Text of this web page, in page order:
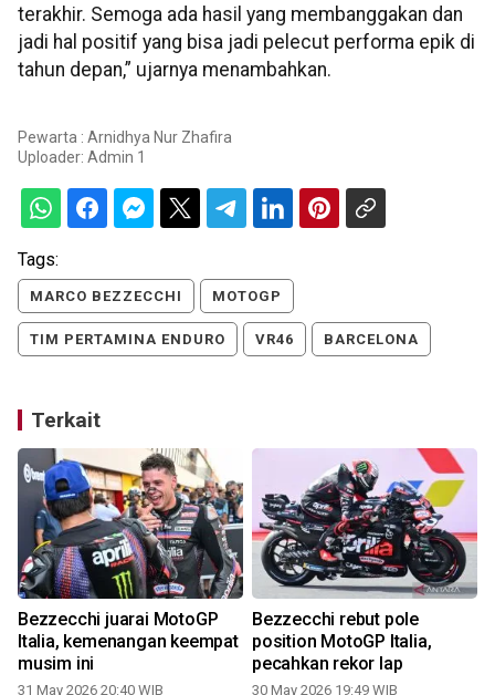
terakhir. Semoga ada hasil yang membanggakan dan
jadi hal positif yang bisa jadi pelecut performa epik di
tahun depan,” ujarnya menambahkan.
Pewarta : Arnidhya Nur Zhafira
Uploader: Admin 1
Tags:
MARCO BEZZECCHI MOTOGP
TIM PERTAMINA ENDURO VR46 BARCELONA
Terkait
Bezzecchi juarai MotoGP
Italia, kemenangan keempat
musim ini
31 May 2026 20:40 WIB
Bezzecchi rebut pole
position MotoGP Italia,
pecahkan rekor lap
30 May 2026 19:49 WIB